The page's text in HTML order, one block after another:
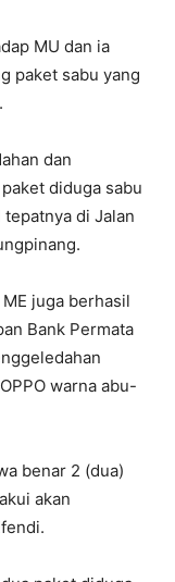
MU dan ia
paket sabu yang
dan
diduga sabu
di Jalan
juga berhasil
Bank Permata
warna abu-
benar 2 (dua)
akan